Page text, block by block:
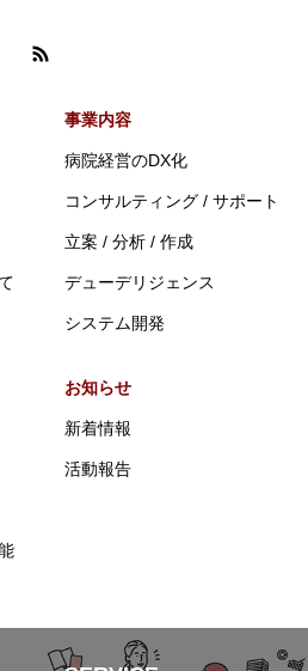
事業内容
病院経営のDX化
コンサルティング / サポート
立案 / 分析 / 作成
デューデリジェンス
システム開発
お知らせ
新着情報
活動報告